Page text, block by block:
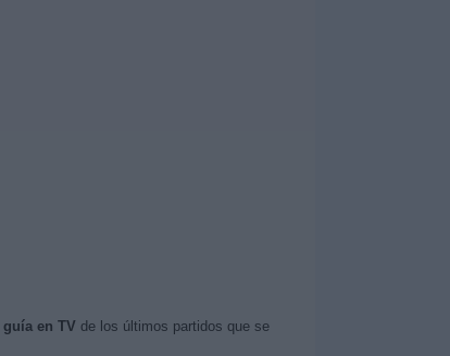
guía en TV de los últimos partidos que se